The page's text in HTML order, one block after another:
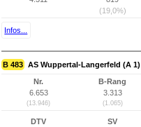
(19,0%)
Infos...
B 483 AS Wuppertal-Langerfeld (A
Nr.
6.653
(13.946)
B-Rang
3.313
(1.065)
DTV
SV